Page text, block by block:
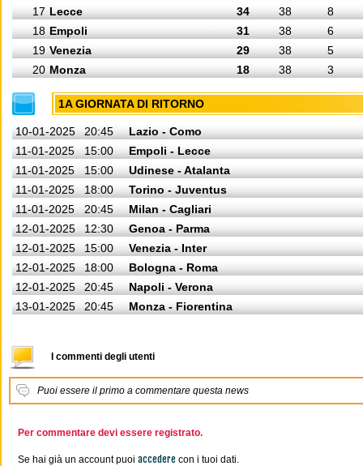
17 Lecce 34 38
8
18 Empoli 31 38
6
19 Venezia 29 38
5
20 Monza 18 38 3
1A GIORNATA DI RITORNO
10-01-2025 20:45
Lazio - Como
11-01-2025
15:00
Empoli - Lecce
11-01-2025
15:00
Udinese - Atalanta
11-01-2025
18:00
Torino - Juventus
11-01-2025
20:45
Milan - Cagliari
12-01-2025
12:30
Genoa - Parma
12-01-2025
15:00
Venezia - Inter
12-01-2025
18:00
Bologna - Roma
12-01-2025
20:45
Napoli - Verona
13-01-2025
20:45 Monza - Fiorentina
I commenti degli utenti
Puoi essere il primo a commentare questa news
Per commentare devi essere registrato.
Se hai già un account puoi accedere con i tuoi dati.